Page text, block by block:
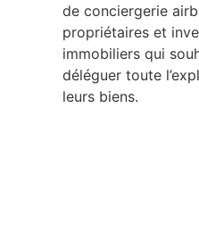
de conciergerie
propriétaires et
immobiliers qui
déléguer toute
leurs biens.